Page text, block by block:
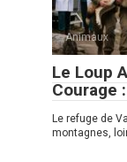
Animaux
Le Loup
Courage
Le refuge de
montagnes,